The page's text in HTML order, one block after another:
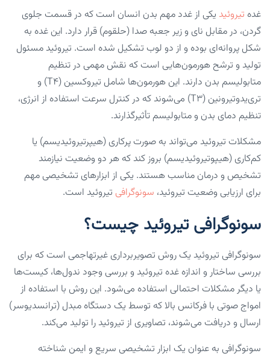
غده تیروئید یکی از غدد مهم بدن انسان است که در قسمت جلوی
گردن، در مقابل نای و زیر جعبه صدا (حلقوم) قرار دارد. این غده به
شکل پروانه‌ای بوده و از دو لوب تشکیل شده است. تیروئید مسئول
تولید و ترشح هورمون‌هایی است که نقش مهمی در تنظیم
متابولیسم بدن دارند. این هورمون‌ها شامل تیروکسین (T4) و
تری‌یدوتیرونین (T3) می‌شوند که در کنترل سرعت استفاده از انرژی،
تنظیم دمای بدن و متابولیسم تأثیرگذارند.
مشکلات تیروئید می‌تواند به صورت پرکاری (هیپرتیروئیدیسم) یا
کم‌کاری (هیپوتیروئیدیسم) بروز کند که هر دو وضعیت نیازمند
تشخیص و درمان مناسب هستند. یکی از ابزارهای تشخیصی مهم
برای ارزیابی وضعیت تیروئید، سونوگرافی تیروئید است.
سونوگرافی تیروئید چیست؟
سونوگرافی تیروئید یک روش تصویربرداری غیرتهاجمی است که برای
بررسی ساختار و اندازه غده تیروئید و بررسی وجود ندول‌ها، کیست‌ها
یا دیگر مشکلات احتمالی استفاده می‌شود. این روش با استفاده از
امواج صوتی با فرکانس بالا که توسط یک دستگاه مبدل (ترانسدیوسر)
ارسال و دریافت می‌شوند، تصاویری از تیروئید را تولید می‌کند.
سونوگرافی به عنوان یک ابزار تشخیصی سریع و ایمن شناخته